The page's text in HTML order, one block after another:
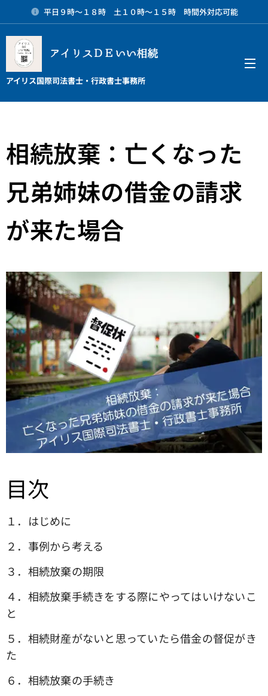
平日９時～１８時 土１０時～１５時 時間外対応可能
アイリスＤＥいい相続
アイリス国際司法書士・行政書士事務所
相続放棄：亡くなった
兄弟姉妹の借金の請求
が来た場合
目次
１．はじめに
２．事例から考える
３．相続放棄の期限
４．相続放棄手続きをする際にやってはいけないこ
と
５．相続財産がないと思っていたら借金の督促がき
た
６．相続放棄の手続き